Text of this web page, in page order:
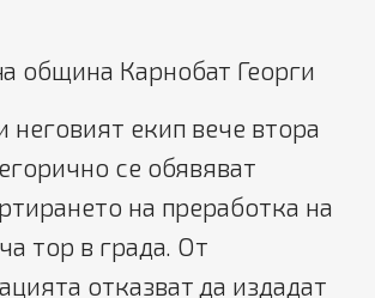
община Карнобат Георги
екип вече втора
се обявяват
на преработка на
тор в града. От
отказват да издадат